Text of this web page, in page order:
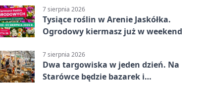
7 sierpnia 2026
Tysiące roślin w Arenie Jaskółka.
Ogrodowy kiermasz już w weekend
7 sierpnia 2026
Dwa targowiska w jeden dzień. Na
Starówce będzie bazarek i